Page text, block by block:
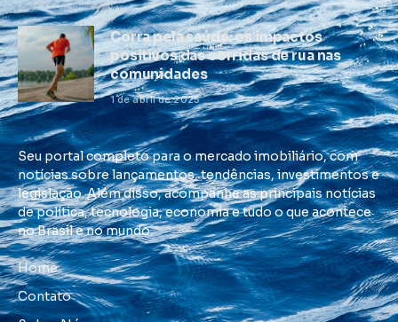
Corra pela saúde: os impactos
positivos das corridas de rua nas
comunidades
1 de abril de 2025
Seu portal completo para o mercado imobiliário, com
notícias sobre lançamentos, tendências, investimentos e
legislação. Além disso, acompanhe as principais notícias
de política, tecnologia, economia e tudo o que acontece
no Brasil e no mundo.
Home
Contato